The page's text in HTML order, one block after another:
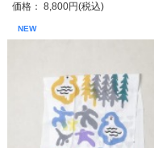
価格： 8,800円(税込)
NEW